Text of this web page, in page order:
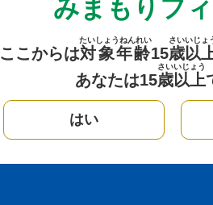
みまもりフ
ここからは対象年齢
たいしょうねんれい
15歳
さい
以
いじょ
あなたは15歳
さい
以上
いじょう
はい